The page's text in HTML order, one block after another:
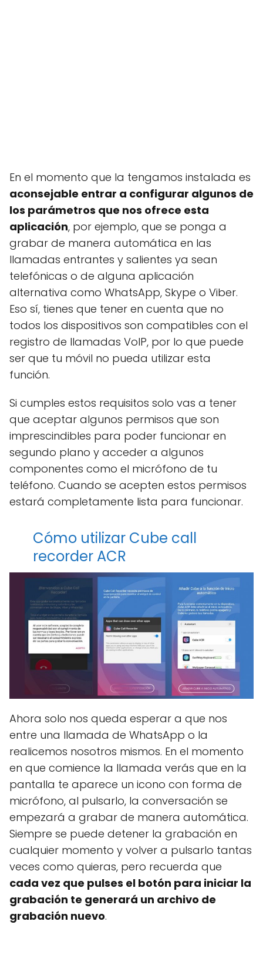
En el momento que la tengamos instalada es
aconsejable entrar a configurar algunos de
los parámetros que nos ofrece esta
aplicación, por ejemplo, que se ponga a
grabar de manera automática en las
llamadas entrantes y salientes ya sean
telefónicas o de alguna aplicación
alternativa como WhatsApp, Skype o Viber.
Eso sí, tienes que tener en cuenta que no
todos los dispositivos son compatibles con el
registro de llamadas VoIP, por lo que puede
ser que tu móvil no pueda utilizar esta
función.
Si cumples estos requisitos solo vas a tener
que aceptar algunos permisos que son
imprescindibles para poder funcionar en
segundo plano y acceder a algunos
componentes como el micrófono de tu
teléfono. Cuando se acepten estos permisos
estará completamente lista para funcionar.
Cómo utilizar Cube call
recorder ACR
Ahora solo nos queda esperar a que nos
entre una llamada de WhatsApp o la
realicemos nosotros mismos. En el momento
en que comience la llamada verás que en la
pantalla te aparece un icono con forma de
micrófono, al pulsarlo, la conversación se
empezará a grabar de manera automática.
Siempre se puede detener la grabación en
cualquier momento y volver a pulsarlo tantas
veces como quieras, pero recuerda que
cada vez que pulses el botón para iniciar la
grabación te generará un archivo de
grabación nuevo.